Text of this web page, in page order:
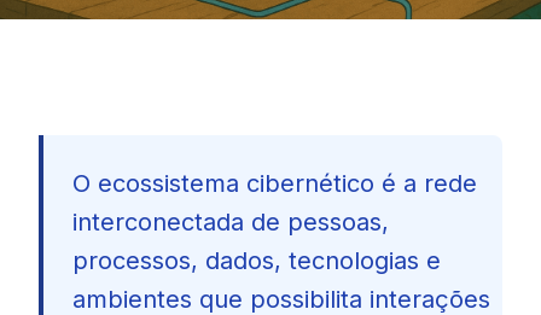
O ecossistema cibernético é a rede
interconectada de pessoas,
processos, dados, tecnologias e
ambientes que possibilita interações